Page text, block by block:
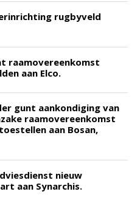
rugbyveld
raamovereenkomst
aan Elco.
gunt aankondiging van
raamovereenkomst
aan Bosan,
nieuw
aan Synarchis.